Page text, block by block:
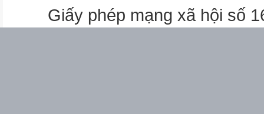
Giấy phép mạng xã hội số